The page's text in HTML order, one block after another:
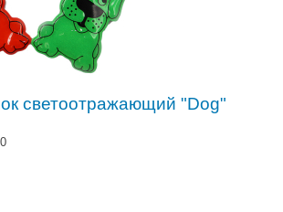
светоотражающий "Dog"